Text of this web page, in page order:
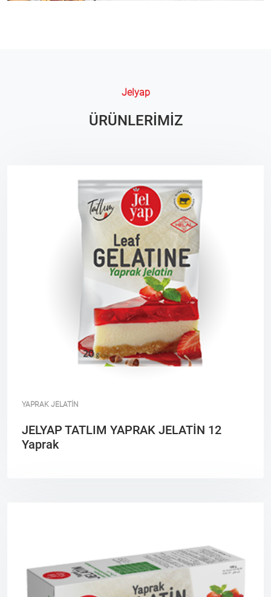
Jelyap
ÜRÜNLERİMİZ
YAPRAK JELATİN
JELYAP TATLIM YAPRAK JELATİN 12
Yaprak